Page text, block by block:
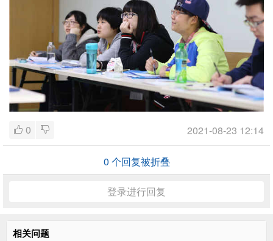
0 2021-08-23 12:14
0 个回复被折叠
登录进行回复
相关问题